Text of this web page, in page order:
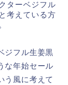
ターベジフル
考えている方
ジフル生姜黒
な年始セール
う風に考えて